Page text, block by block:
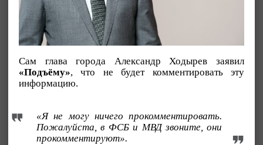
Сам глава города Александр Ходырев заявил
«Подъёму», что не будет комментировать эту
информацию.
«Я не могу ничего прокомментировать.
Пожалуйста, в ФСБ и МВД звоните, они
прокомментируют».